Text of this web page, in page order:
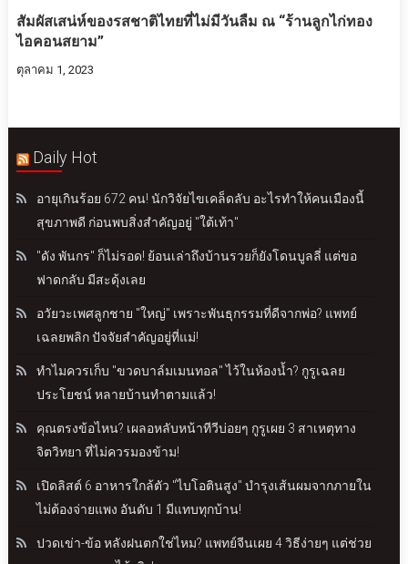
สัมผัสเสน่ห์ของรสชาติไทยที่ไม่มีวันลืม ณ “ร้านลูกไก่ทอง
ไอคอนสยาม”
ตุลาคม 1, 2023
Daily Hot
อายุเกินร้อย 672 คน! นักวิจัยไขเคล็ดลับ อะไรทำให้คนเมืองนี้
สุขภาพดี ก่อนพบสิ่งสำคัญอยู่ "ใต้เท้า"
"ดัง พันกร" ก็ไม่รอด! ย้อนเล่าถึงบ้านรวยก็ยังโดนบูลลี่ แต่ขอ
ฟาดกลับ มีสะดุ้งเลย
อวัยวะเพศลูกชาย "ใหญ่" เพราะพันธุกรรมที่ดีจากพ่อ? แพทย์
เฉลยพลิก ปัจจัยสำคัญอยู่ที่แม่!
ทำไมควรเก็บ "ขวดบาล์มเมนทอล" ไว้ในห้องน้ำ? กูรูเฉลย
ประโยชน์ หลายบ้านทำตามแล้ว!
คุณตรงข้อไหน? เผลอหลับหน้าทีวีบ่อยๆ กูรูเผย 3 สาเหตุทาง
จิตวิทยา ที่ไม่ควรมองข้าม!
เปิดลิสต์ 6 อาหารใกล้ตัว "ไบโอตินสูง" บำรุงเส้นผมจากภายใน
ไม่ต้องจ่ายแพง อันดับ 1 มีแทบทุกบ้าน!
ปวดเข่า-ข้อ หลังฝนตกใช่ไหม? แพทย์จีนเผย 4 วิธีง่ายๆ แต่ช่วย